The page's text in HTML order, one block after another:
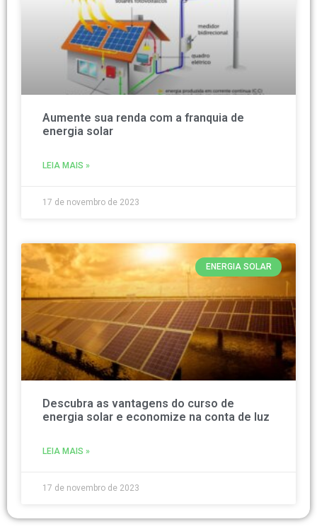
Aumente sua renda com a franquia de
energia solar
LEIA MAIS »
17 de novembro de 2023
ENERGIA SOLAR
Descubra as vantagens do curso de
energia solar e economize na conta de luz
LEIA MAIS »
17 de novembro de 2023